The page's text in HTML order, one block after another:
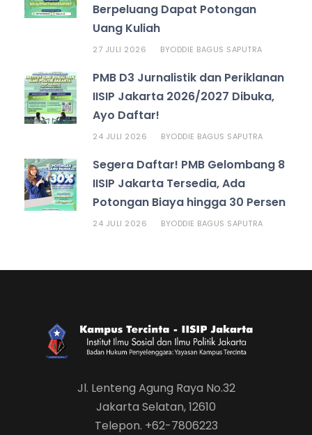
Berpeluang Dapat Potongan
Uang Kuliah
27 JULI 2026 BYODDIE BAGUS SAPUTRA
PMB D3 Jurnalistik dan Periklanan
IISIP Jakarta 2026/2027 Dibuka,
Ayo Daftar!
24 JULI 2026 BYODDIE BAGUS SAPUTRA
Segera Daftar! PMB Gelombang 8
IISIP Jakarta Tersedia, Ada
Potongan Biaya hingga 30 Persen
24 JULI 2026 BYODDIE BAGUS SAPUTRA
Jl. Lenteng Agung Raya No.32
Jakarta Selatan, 12610
Telepon. +62-7806223